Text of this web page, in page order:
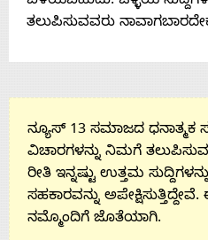
ತಲುಪಿಸುವವರು
ನ್ಯೂಸ್ 13 ಸಮಾಜದ ಧನಾತ್ಮಕ
ವಿಚಾರಗಳನ್ನು ನಿಮಗೆ
ರೀತಿ ಇನ್ನಷ್ಟು ಉತ್ತಮ
ಸಹಕಾರವನ್ನು
ನಮ್ಮೊಂದಿಗೆ ಜೊತೆಯಾಗಿ.